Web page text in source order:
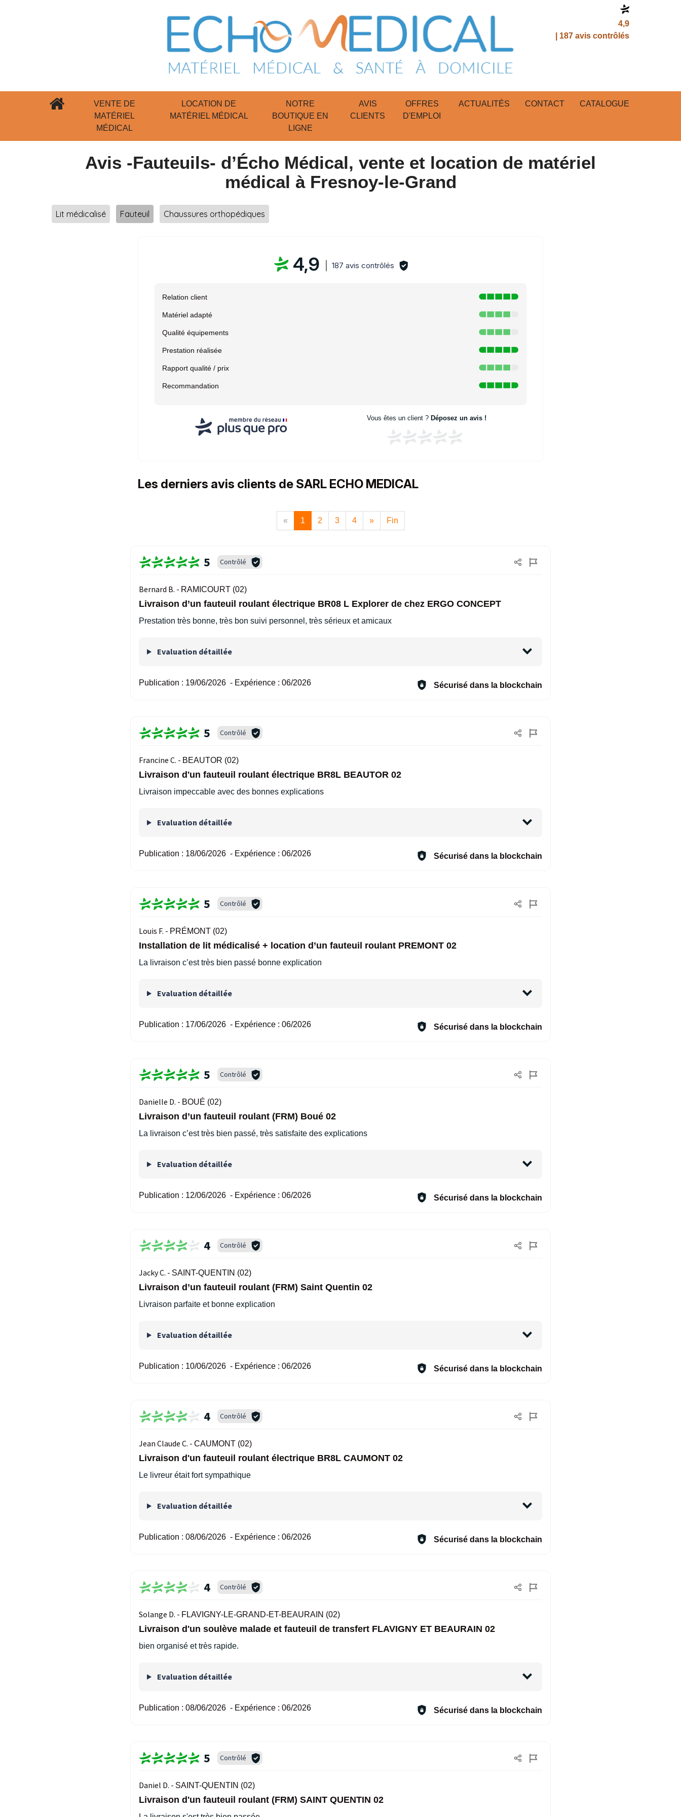
4,9
| 187 avis contrôlés
VENTE DE
MATÉRIEL
MÉDICAL
LOCATION DE
MATÉRIEL MÉDICAL
NOTRE
BOUTIQUE EN
LIGNE
AVIS
CLIENTS
OFFRES
D'EMPLOI
ACTUALITÉS CONTACT CATALOGUE
Avis -Fauteuils- d’Écho Médical, vente et location de matériel
médical à Fresnoy-le-Grand
Lit médicalisé Fauteuil Chaussures orthopédiques
4,9 187 avis contrôlés
Relation client
Matériel adapté
Qualité équipements
Prestation réalisée
Rapport qualité / prix
Recommandation
Vous êtes un client ? Déposez un avis !
Les derniers avis clients de SARL ECHO MEDICAL
« 1 2 3 4 » Fin
5 Contrôlé
Bernard B. - RAMICOURT (02)
Livraison d’un fauteuil roulant électrique BR08 L Explorer de chez ERGO CONCEPT
Prestation très bonne, très bon suivi personnel, très sérieux et amicaux
Evaluation détaillée
Publication : 19/06/2026 - Expérience : 06/2026 Sécurisé dans la blockchain
5 Contrôlé
Francine C. - BEAUTOR (02)
Livraison d'un fauteuil roulant électrique BR8L BEAUTOR 02
Livraison impeccable avec des bonnes explications
Evaluation détaillée
Publication : 18/06/2026 - Expérience : 06/2026 Sécurisé dans la blockchain
5 Contrôlé
Louis F. - PRÉMONT (02)
Installation de lit médicalisé + location d’un fauteuil roulant PREMONT 02
La livraison c’est très bien passé bonne explication
Evaluation détaillée
Publication : 17/06/2026 - Expérience : 06/2026 Sécurisé dans la blockchain
5 Contrôlé
Danielle D. - BOUÉ (02)
Livraison d’un fauteuil roulant (FRM) Boué 02
La livraison c’est très bien passé, très satisfaite des explications
Evaluation détaillée
Publication : 12/06/2026 - Expérience : 06/2026 Sécurisé dans la blockchain
4 Contrôlé
Jacky C. - SAINT-QUENTIN (02)
Livraison d’un fauteuil roulant (FRM) Saint Quentin 02
Livraison parfaite et bonne explication
Evaluation détaillée
Publication : 10/06/2026 - Expérience : 06/2026 Sécurisé dans la blockchain
4 Contrôlé
Jean Claude C. - CAUMONT (02)
Livraison d'un fauteuil roulant électrique BR8L CAUMONT 02
Le livreur était fort sympathique
Evaluation détaillée
Publication : 08/06/2026 - Expérience : 06/2026 Sécurisé dans la blockchain
4 Contrôlé
Solange D. - FLAVIGNY-LE-GRAND-ET-BEAURAIN (02)
Livraison d'un soulève malade et fauteuil de transfert FLAVIGNY ET BEAURAIN 02
bien organisé et très rapide.
Evaluation détaillée
Publication : 08/06/2026 - Expérience : 06/2026 Sécurisé dans la blockchain
5 Contrôlé
Daniel D. - SAINT-QUENTIN (02)
Livraison d'un fauteuil roulant (FRM) SAINT QUENTIN 02